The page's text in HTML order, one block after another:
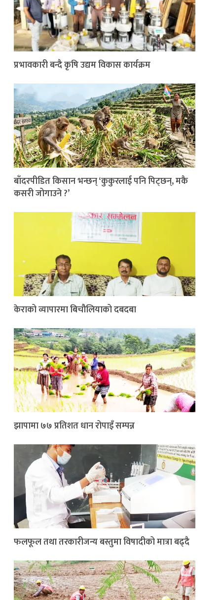
प्रभावकारी बन्दै कृषि उद्यम विकास कार्यक्रम
बाँदरपीडित किसान भन्छन् ‘कुकुरलाई पनि पिट्छन्, मकै
कसरी जोगाउने ?’
केराको व्यापारमा बिचौलियाको दबदबा
झापामा ७७ प्रतिशत धान रोपाइँ सम्पन्न
फलफूल तथा तरकारीजन्य बस्तुमा विषादीको मात्रा बढ्दै